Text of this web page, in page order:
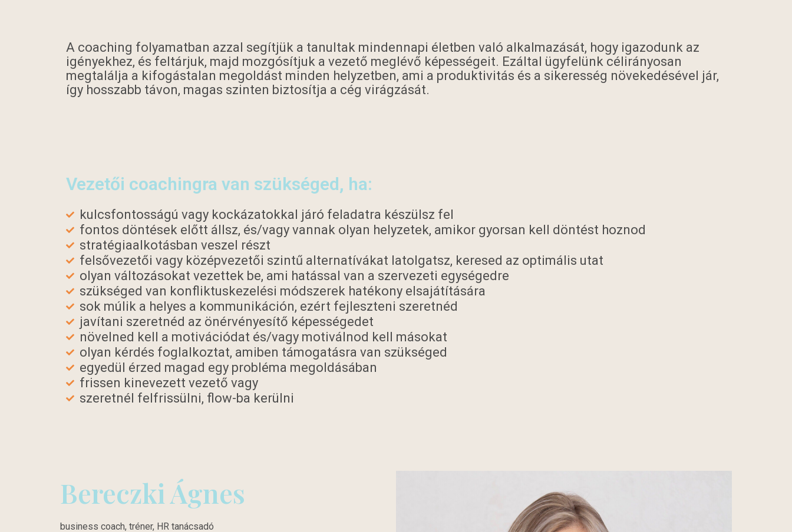
A coaching folyamatban azzal segítjük a tanultak mindennapi életben való alkalmazását, hogy igazodunk az
igényekhez, és feltárjuk, majd mozgósítjuk a vezető meglévő képességeit. Ezáltal ügyfelünk célirányosan
megtalálja a kifogástalan megoldást minden helyzetben, ami a produktivitás és a sikeresség növekedésével jár,
így hosszabb távon, magas szinten biztosítja a cég virágzását.
Vezetői coachingra van szükséged, ha:
kulcsfontosságú vagy kockázatokkal járó feladatra készülsz fel
fontos döntések előtt állsz, és/vagy vannak olyan helyzetek, amikor gyorsan kell döntést hoznod
stratégiaalkotásban veszel részt
felsővezetői vagy középvezetői szintű alternatívákat latolgatsz, keresed az optimális utat
olyan változásokat vezettek be, ami hatással van a szervezeti egységedre
szükséged van konfliktuskezelési módszerek hatékony elsajátítására
sok múlik a helyes a kommunikáción, ezért fejleszteni szeretnéd
javítani szeretnéd az önérvényesítő képességedet
növelned kell a motivációdat és/vagy motiválnod kell másokat
olyan kérdés foglalkoztat, amiben támogatásra van szükséged
egyedül érzed magad egy probléma megoldásában
frissen kinevezett vezető vagy
szeretnél felfrissülni, flow-ba kerülni
Bereczki Ágnes
business coach, tréner, HR tanácsadó